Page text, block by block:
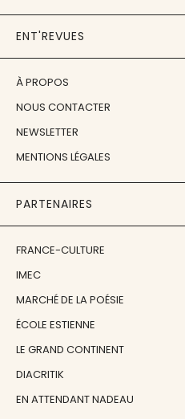
ENT'REVUES
À PROPOS
NOUS CONTACTER
NEWSLETTER
MENTIONS LÉGALES
PARTENAIRES
FRANCE-CULTURE
IMEC
MARCHÉ DE LA POÉSIE
ÉCOLE ESTIENNE
LE GRAND CONTINENT
DIACRITIK
EN ATTENDANT NADEAU